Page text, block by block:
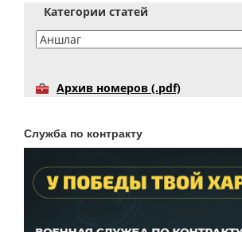
Категории статей
Архив номеров (.pdf)
Служба по контракту